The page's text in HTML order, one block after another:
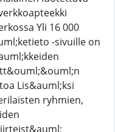
Yli 16 000
-sivuille on
Lis&auml;ksi
ryhmien,